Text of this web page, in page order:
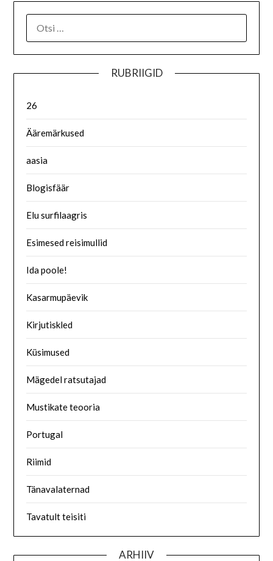
RUBRIIGID
26
Ääremärkused
aasia
Blogisfäär
Elu surfilaagris
Esimesed reisimullid
Ida poole!
Kasarmupäevik
Kirjutiskled
Küsimused
Mägedel ratsutajad
Mustikate teooria
Portugal
Riimid
Tänavalaternad
Tavatult teisiti
ARHIIV